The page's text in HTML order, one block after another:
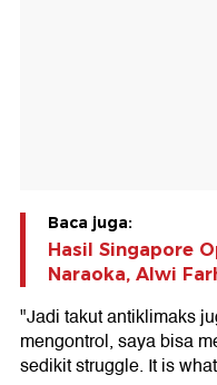
Baca juga:
Hasil Singapore
Naraoka, Alwi
"Jadi takut antiklimaks
mengontrol, saya bisa
sedikit struggle. It is